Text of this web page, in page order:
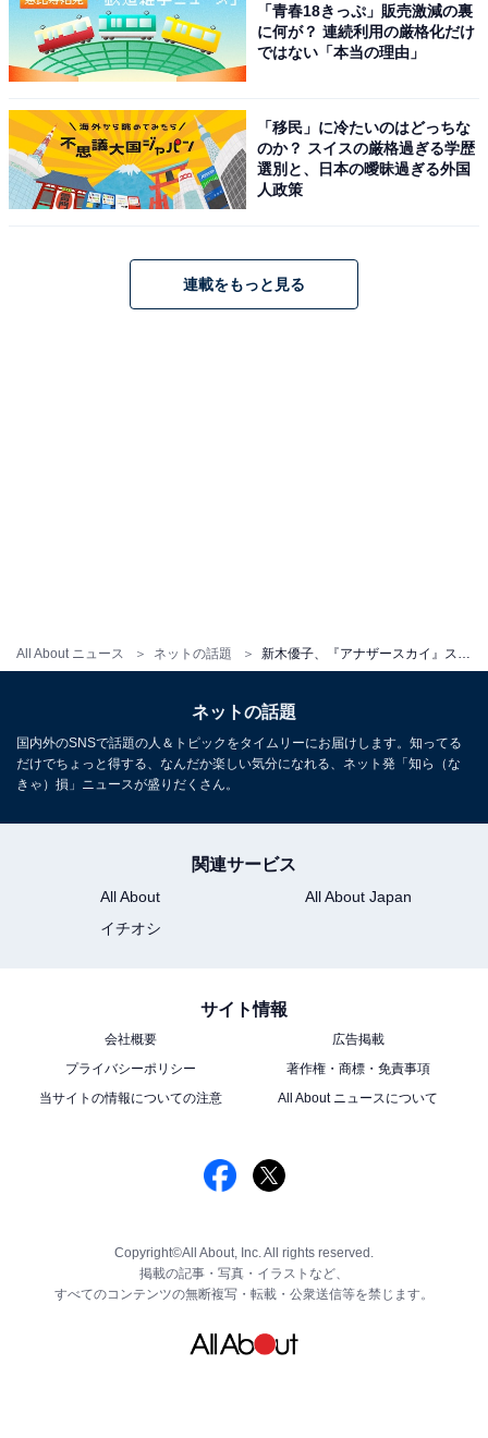
All About ニュース ネットの話題
「青春18きっぷ」販売激減の裏
に何が？ 連続利用の厳格化だけ
ではない「本当の理由」
「移民」に冷たいのはどっちな
のか？ スイスの厳格過ぎる学歴
選別と、日本の曖昧過ぎる外国
人政策
連載をもっと見る
ネットの話題
国内外のSNSで話題の人＆トピックをタイムリーにお届けします。知ってる
だけでちょっと得する、なんだか楽しい気分になれる、ネット発「知ら（な
きゃ）損」ニュースが盛りだくさん。
関連サービス
All About
All About Japan
イチオシ
サイト情報
会社概要
広告掲載
プライバシーポリシー
著作権・商標・免責事項
当サイトの情報についての注意
All About ニュースについて
Copyright©All About, Inc. All rights reserved.
掲載の記事・写真・イラストなど、
すべてのコンテンツの無断複写・転載・公衆送信等を禁じます。